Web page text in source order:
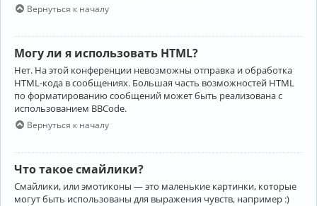
Вернуться к началу
Могу ли я использовать HTML?
Нет. На этой конференции невозможны отправка и обработка
HTML-кода в сообщениях. Большая часть возможностей HTML
по форматированию сообщений может быть реализована с
использованием BBCode.
Вернуться к началу
Что такое смайлики?
Смайлики, или эмотиконы — это маленькие картинки, которые
могут быть использованы для выражения чувств, например :)